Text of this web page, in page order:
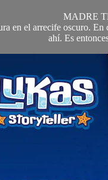
MADRE
en el arrecife oscuro.
ahí. Es